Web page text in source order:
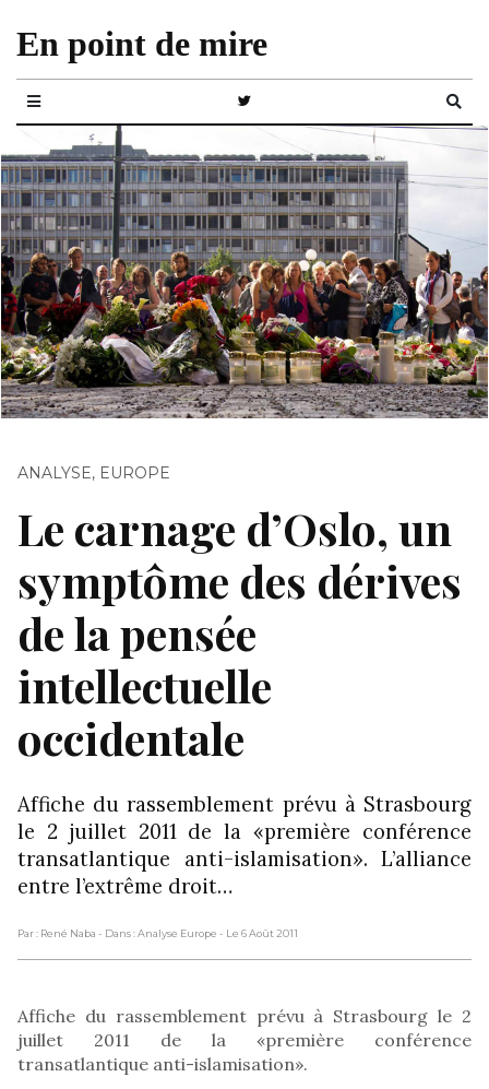
En point de mire
ANALYSE, EUROPE
Le carnage d’Oslo, un
symptôme des dérives
de la pensée
intellectuelle
occidentale
Affiche du rassemblement prévu à Strasbourg
le 2 juillet 2011 de la «première conférence
transatlantique anti-islamisation». L’alliance
entre l’extrême droit…
Par : René Naba - Dans : Analyse Europe - Le 6 Août 2011
Affiche du rassemblement prévu à Strasbourg le 2
juillet 2011 de la «première conférence
transatlantique anti-islamisation».